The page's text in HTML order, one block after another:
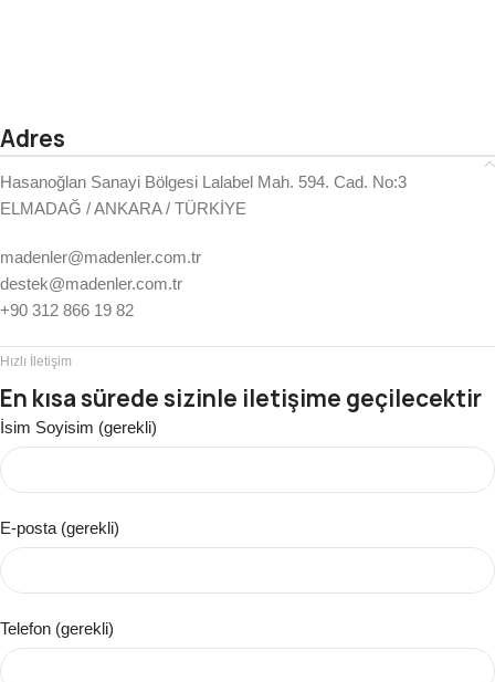
Adres
Hasanoğlan Sanayi Bölgesi Lalabel Mah. 594. Cad. No:3
ELMADAĞ / ANKARA / TÜRKİYE
madenler@madenler.com.tr
destek@madenler.com.tr
+90 312 866 19 82
Hızlı İletişim
En kısa sürede sizinle iletişime geçilecektir
İsim Soyisim (gerekli)
E-posta (gerekli)
Telefon (gerekli)